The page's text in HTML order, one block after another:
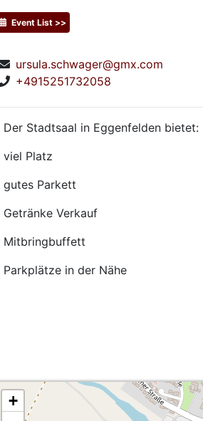
Event List >>
ursula.schwager@gmx.com
+4915251732058
Der Stadtsaal in Eggenfelden bietet:
viel Platz
gutes Parkett
Getränke Verkauf
Mitbringbuffett
Parkplätze in der Nähe
+